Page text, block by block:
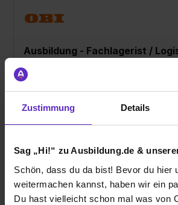
Zustimmung Details
Sag „Hi!“ zu Ausbildung.de &
Schön, dass du da bist! Bevor du hier
weitermachen kannst, haben wir ein
Du hast vielleicht schon mal was von
Ausbildung - Fachlagerist /
(m/w/d)
bei
97437 Haßfurt + 3 weitere
01.08.2026
4 freie Plätze